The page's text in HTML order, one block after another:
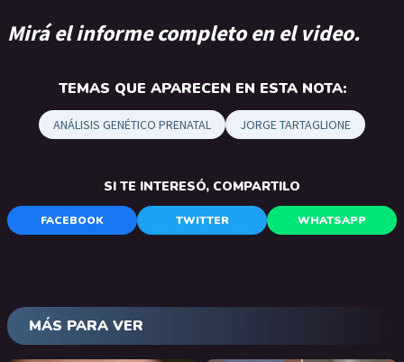
Mirá el informe completo en el video.
TEMAS QUE APARECEN EN ESTA NOTA:
ANÁLISIS GENÉTICO PRENATAL JORGE TARTAGLIONE
SI TE INTERESÓ, COMPARTILO
FACEBOOK TWITTER WHATSAPP
MÁS PARA VER